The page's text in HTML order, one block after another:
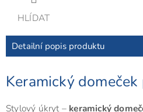
HLÍDAT
Detailní popis produktu
Keramický
Stylový úkryt – keramický